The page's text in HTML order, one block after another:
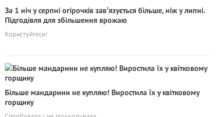
За 1 ніч у серпні огірочків завʼязується більше, ніж у липні.
Підгодівля для збільшення врожаю
Користуйтеся!
Більше мандарини не купляю! Виростила їх у квітковому
горщику